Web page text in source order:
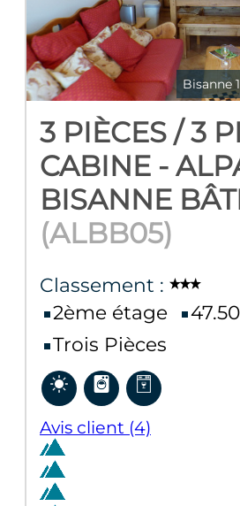
Bisanne
3 PIÈCES / 3
CABINE -
BISANNE
(ALBB05)
Classement :
2ème étage
47.50
Trois Pièces
Avis client (4)